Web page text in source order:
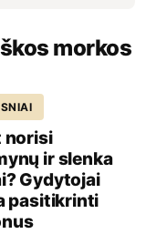
morkos
norisi
ir slenka
Gydytojai
pasitikrinti